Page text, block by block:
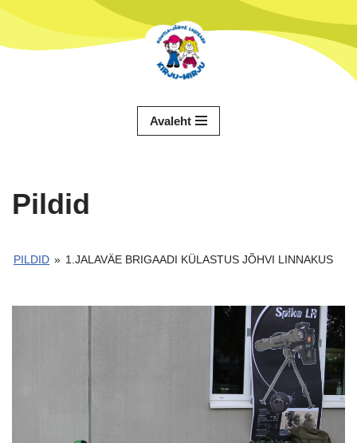
Avaleht
Pildid
PILDID » 1.JALAVÄE BRIGAADI KÜLASTUS JÕHVI LINNAKUS